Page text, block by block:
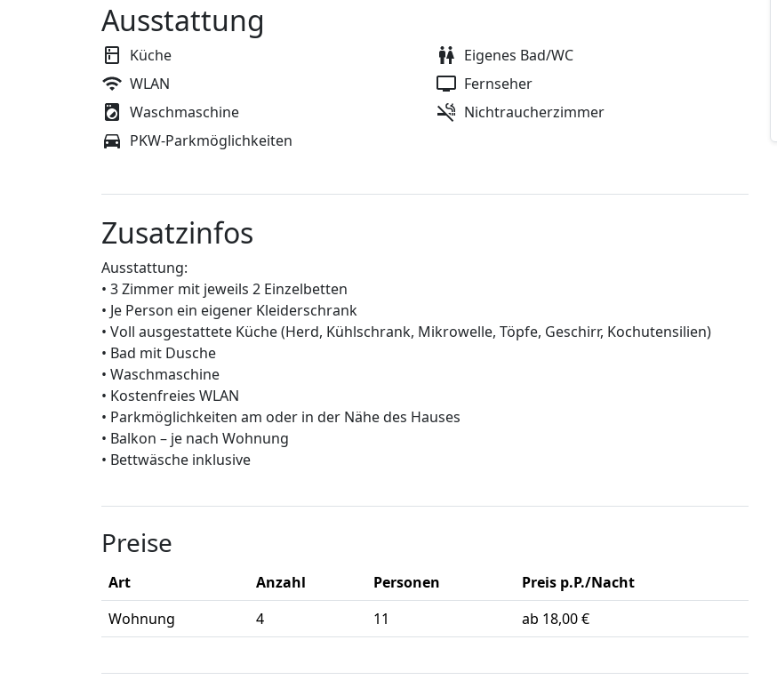
Ausstattung
Küche
Eigenes Bad/WC
WLAN
Fernseher
Waschmaschine
Nichtraucherzimmer
PKW-Parkmöglichkeiten
Zusatzinfos
Ausstattung:
• 3 Zimmer mit jeweils 2 Einzelbetten
• Je Person ein eigener Kleiderschrank
• Voll ausgestattete Küche (Herd, Kühlschrank, Mikrowelle, Töpfe, Geschirr, Kochutensilien)
• Bad mit Dusche
• Waschmaschine
• Kostenfreies WLAN
• Parkmöglichkeiten am oder in der Nähe des Hauses
• Balkon – je nach Wohnung
• Bettwäsche inklusive
Preise
Art Anzahl Personen
Preis p.P./Nacht
Wohnung
4 11 ab 18,00 €